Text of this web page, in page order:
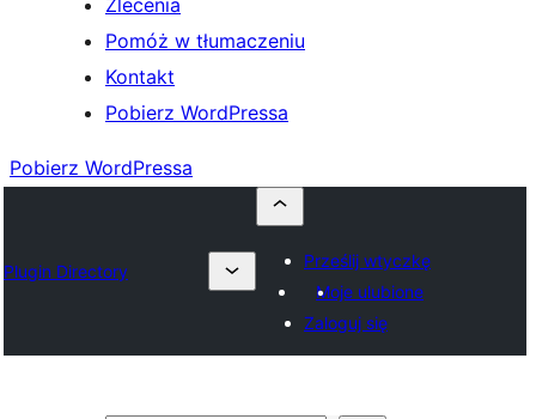
Zlecenia
Pomóż w tłumaczeniu
Kontakt
Pobierz WordPressa
Pobierz WordPressa
Plugin Directory
Prześlij wtyczkę
Moje ulubione
Zaloguj się